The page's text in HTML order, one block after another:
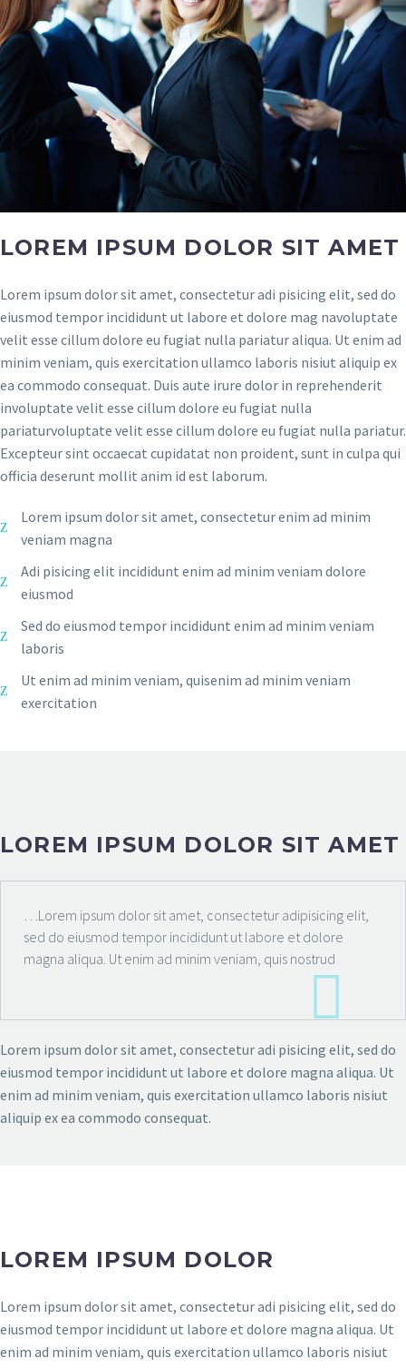
LOREM IPSUM DOLOR SIT AMET
Lorem ipsum dolor sit amet, consectetur adi pisicing elit, sed do
eiusmod tempor incididunt ut labore et dolore mag navoluptate
velit esse cillum dolore eu fugiat nulla pariatur aliqua. Ut enim ad
minim veniam, quis exercitation ullamco laboris nisiut aliquip ex
ea commodo consequat. Duis aute irure dolor in reprehenderit
involuptate velit esse cillum dolore eu fugiat nulla
pariaturvoluptate velit esse cillum dolore eu fugiat nulla pariatur.
Excepteur sint occaecat cupidatat non proident, sunt in culpa qui
officia deserunt mollit anim id est laborum.
Lorem ipsum dolor sit amet, consectetur enim ad minim
veniam magna
Adi pisicing elit incididunt enim ad minim veniam dolore
eiusmod
Sed do eiusmod tempor incididunt enim ad minim veniam
laboris
Ut enim ad minim veniam, quisenim ad minim veniam
exercitation
LOREM IPSUM DOLOR SIT AMET
…Lorem ipsum dolor sit amet, consectetur adipisicing elit,
sed do eiusmod tempor incididunt ut labore et dolore
magna aliqua. Ut enim ad minim veniam, quis nostrud
Lorem ipsum dolor sit amet, consectetur adi pisicing elit, sed do
eiusmod tempor incididunt ut labore et dolore magna aliqua. Ut
enim ad minim veniam, quis exercitation ullamco laboris nisiut
aliquip ex ea commodo consequat.
LOREM IPSUM DOLOR
Lorem ipsum dolor sit amet, consectetur adi pisicing elit, sed do
eiusmod tempor incididunt ut labore et dolore magna aliqua. Ut
enim ad minim veniam, quis exercitation ullamco laboris nisiut